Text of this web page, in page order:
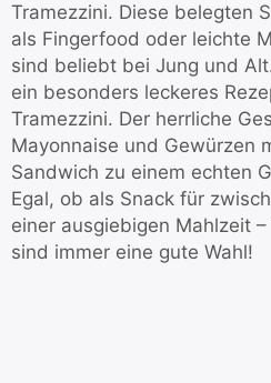
Tramezzini. Diese belegten
als Fingerfood oder leichte
sind beliebt bei Jung und
ein besonders leckeres
Tramezzini. Der herrliche
Mayonnaise und Gewürzen
Sandwich zu einem echten
Egal, ob als Snack für
einer ausgiebigen Mahlzeit
sind immer eine gute Wahl!